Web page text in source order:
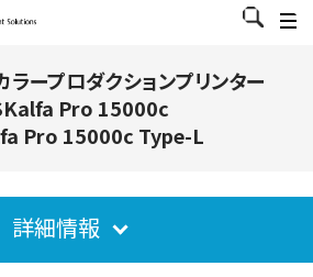
ラープロダクションプリンター
Pro 15000c
Pro 15000c Type-L
詳細情報